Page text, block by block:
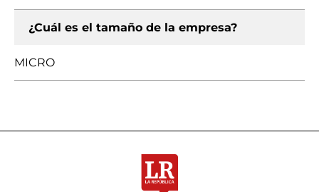
¿Cuál es el tamaño de la empresa?
MICRO